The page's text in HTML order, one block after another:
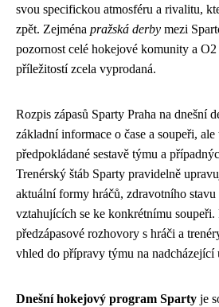
svou specifickou atmosféru a rivalitu,
zpět. Zejména pražská derby mezi
pozornost celé hokejové komunity a O2
příležitostí zcela vyprodaná.
Rozpis zápasů Sparty Praha na dnešní
základní informace o čase a soupeři,
předpokládané sestavě týmu a
Trenérský štáb Sparty pravidelně
aktuální formy hráčů, zdravotního
vztahujících se ke konkrétnímu soupeři.
předzápasové rozhovory s hráči a
vhled do přípravy týmu na nadcházející
Dnešní hokejový program Sparty je